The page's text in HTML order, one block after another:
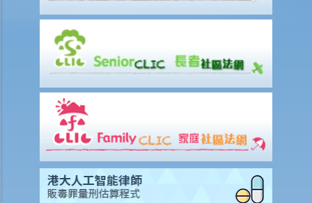
6. 特別授予書
1. 未作管理遺產授予書
1. 我的父親多年前去世，生前沒有立遺囑。我的母親沒有取得遺產管理
書，現在也已經去世了，同樣生前沒有立遺囑。我應該怎麼處理我父母
2. 在遺產代理人不在香港的情況下作出的授予
8. 撤銷授予
9. 問與答